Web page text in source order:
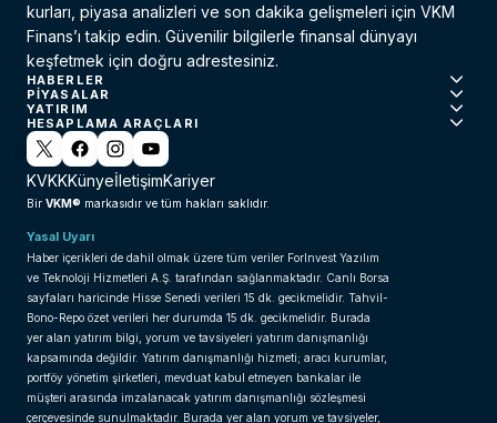
kurları, piyasa analizleri ve son dakika gelişmeleri için VKM
Finans’ı takip edin. Güvenilir bilgilerle finansal dünyayı
keşfetmek için doğru adrestesiniz.
HABERLER
PIYASALAR
YATIRIM
HESAPLAMA ARAÇLARI
KVKKKünyeİletişimKariyer
Bir VKM® markasıdır ve tüm hakları saklıdır.
Yasal Uyarı
Haber içerikleri de dahil olmak üzere tüm veriler ForInvest Yazılım
ve Teknoloji Hizmetleri A.Ş. tarafından sağlanmaktadır. Canlı Borsa
sayfaları haricinde Hisse Senedi verileri 15 dk. gecikmelidir. Tahvil-
Bono-Repo özet verileri her durumda 15 dk. gecikmelidir. Burada
yer alan yatırım bilgi, yorum ve tavsiyeleri yatırım danışmanlığı
kapsamında değildir. Yatırım danışmanlığı hizmeti; aracı kurumlar,
portföy yönetim şirketleri, mevduat kabul etmeyen bankalar ile
müşteri arasında imzalanacak yatırım danışmanlığı sözleşmesi
çerçevesinde sunulmaktadır. Burada yer alan yorum ve tavsiyeler,